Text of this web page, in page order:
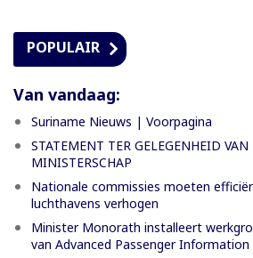
POPULAIR
Van vandaag:
Suriname Nieuws | Voorpagina
STATEMENT TER GELEGENHEID VAN
MINISTERSCHAP
Nationale commissies moeten
luchthavens verhogen
Minister Monorath installeert
van Advanced Passenger Information